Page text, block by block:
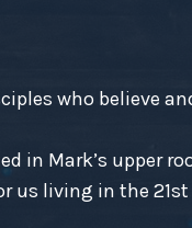
who believe
in Mark’s upper
us living in the